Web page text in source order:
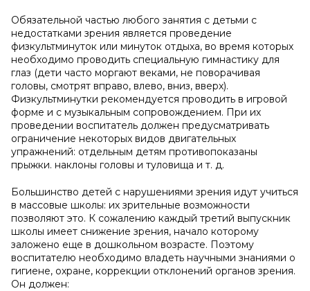
Обязательной частью любого занятия с детьми с
недостатками зрения является проведение
физкультминуток или минуток отдыха, во время которых
необходимо проводить специальную гимнастику для
глаз (дети часто моргают веками, не поворачивая
головы, смотрят вправо, влево, вниз, вверх).
Физкультминутки рекомендуется проводить в игровой
форме и с музыкальным сопровождением. При их
проведении воспитатель должен предусматривать
ограничение некоторых видов двигательных
упражнений: отдельным детям противопоказаны
прыжки. наклоны головы и туловища и т. д.
Большинство детей с нарушениями зрения идут учиться
в массовые школы: их зрительные возможности
позволяют это. К сожалению каждый третий выпускник
школы имеет снижение зрения, начало которому
заложено еще в дошкольном возрасте. Поэтому
воспитателю необходимо владеть научными знаниями о
гигиене, охране, коррекции отклонений органов зрения.
Он должен: